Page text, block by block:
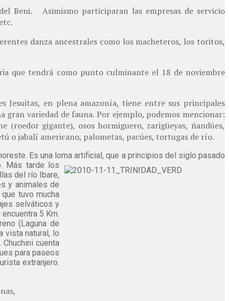
Beni. Asimismo participaran las empresas de servicio
danza ancestrales como los macheteros, los toritos,
que tendrá como punto culminante el 18 de noviembre
Jesuitas, en plena amazonía, tiene entre sus principales
variedad de fauna. Por ejemplo, podemos mencionar:
(roedor gigante), osos hormiguero, zarigüeyas, ñandúes,
o jabalí americano, palometas, pacúes, tortugas de río.
Es una loma artificial, que a principios del siglo pasado
Más tarde los
del río Ibare,
y animales de
tuvo mucha
selváticos y
encuentra 5 Km.
(Laguna de
vista natural, lo
cuenta
para paseos
extranjero.